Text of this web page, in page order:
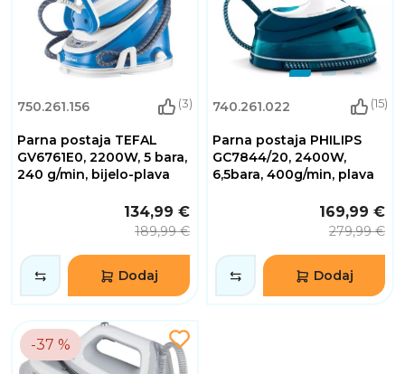
750.261.156 (3)
Parna postaja TEFAL
GV6761E0, 2200W, 5 bara,
240 g/min, bijelo-plava
134,99 €
189,99 €
Dodaj
740.261.022 (15)
Parna postaja PHILIPS
GC7844/20, 2400W,
6,5bara, 400g/min, plava
169,99 €
279,99 €
Dodaj
-37 %